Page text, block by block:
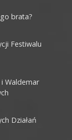
brata?
Festiwalu
i Waldemar
Działań